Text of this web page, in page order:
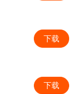
下载
下载